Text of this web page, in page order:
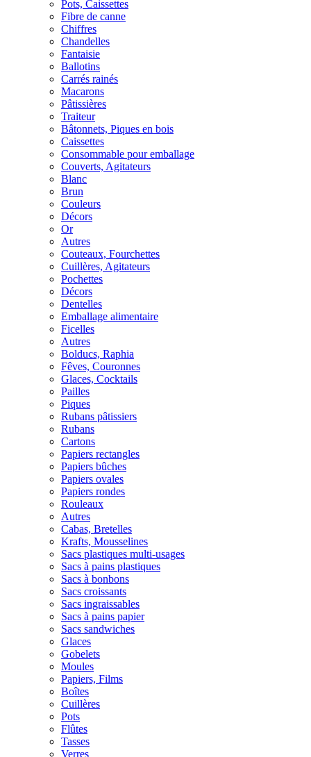
Pots, Caissettes
Fibre de canne
Chiffres
Chandelles
Fantaisie
Ballotins
Carrés rainés
Macarons
Pâtissières
Traiteur
Bâtonnets, Piques en bois
Caissettes
Consommable pour emballage
Couverts, Agitateurs
Blanc
Brun
Couleurs
Décors
Or
Autres
Couteaux, Fourchettes
Cuillères, Agitateurs
Pochettes
Décors
Dentelles
Emballage alimentaire
Ficelles
Autres
Bolducs, Raphia
Fêves, Couronnes
Glaces, Cocktails
Pailles
Piques
Rubans pâtissiers
Rubans
Cartons
Papiers rectangles
Papiers bûches
Papiers ovales
Papiers rondes
Rouleaux
Autres
Cabas, Bretelles
Krafts, Mousselines
Sacs plastiques multi-usages
Sacs à pains plastiques
Sacs à bonbons
Sacs croissants
Sacs ingraissables
Sacs à pains papier
Sacs sandwiches
Glaces
Gobelets
Moules
Papiers, Films
Boîtes
Cuillères
Pots
Flûtes
Tasses
Verres